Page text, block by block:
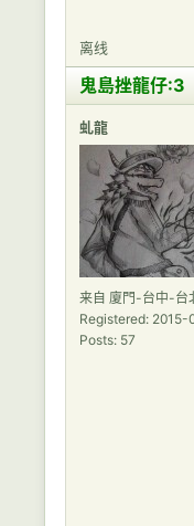
离线
鬼島挫龍仔:3
虬龍
来自 廈門-台中-台
Registered: 2015-
Posts: 57